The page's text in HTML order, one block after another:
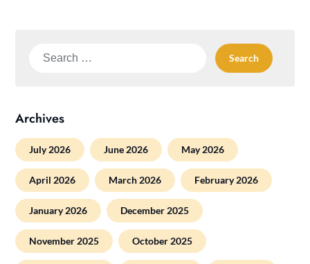
Search
Archives
July 2026 June 2026 May 2026
April 2026 March 2026 February 2026
January 2026 December 2025
November 2025 October 2025